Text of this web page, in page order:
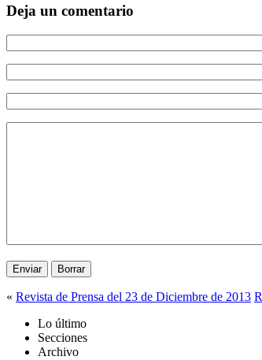
Deja un comentario
« Revista de Prensa del 23 de Diciembre de 2013
Lo último
Secciones
Archivo